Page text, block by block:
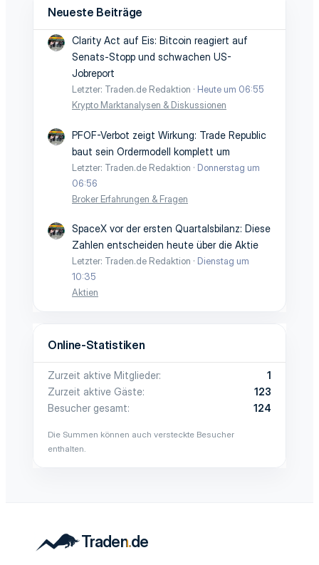
Neueste Beiträge
Clarity Act auf Eis: Bitcoin reagiert auf
Senats-Stopp und schwachen US-
Jobreport
Letzter: Traden.de Redaktion
Heute um 06:55
Krypto Marktanalysen & Diskussionen
PFOF-Verbot zeigt Wirkung: Trade Republic
baut sein Ordermodell komplett um
Letzter: Traden.de Redaktion
Donnerstag um
06:56
Broker Erfahrungen & Fragen
SpaceX vor der ersten Quartalsbilanz: Diese
Zahlen entscheiden heute über die Aktie
Letzter: Traden.de Redaktion
Dienstag um
10:35
Aktien
Online-Statistiken
Zurzeit aktive Mitglieder
1
Zurzeit aktive Gäste
123
Besucher gesamt
124
Die Summen können auch versteckte Besucher
enthalten.